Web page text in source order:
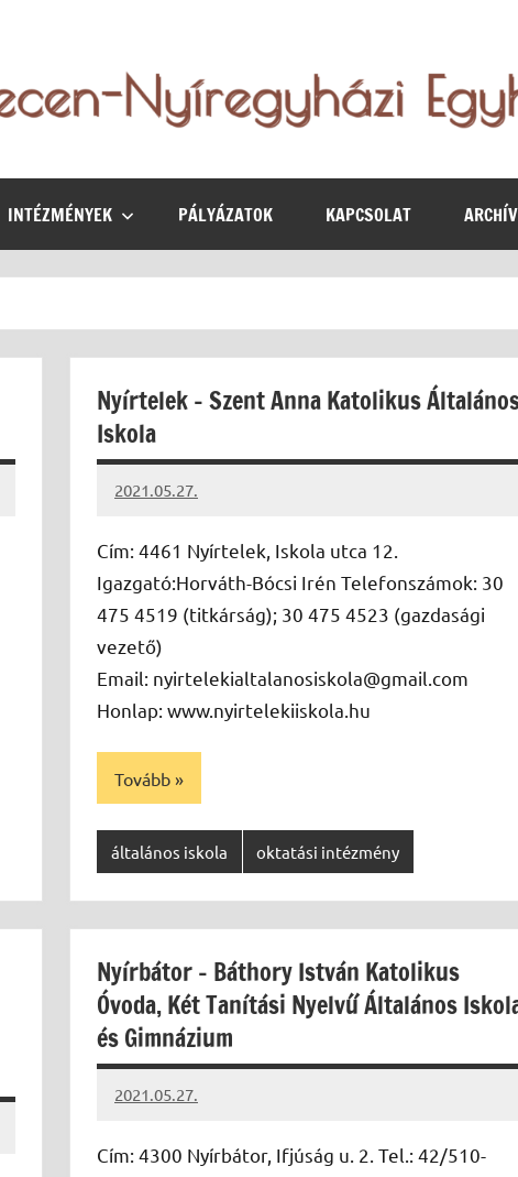
INTÉZMÉNYEK PÁLYÁZATOK KAPCSOLAT
Nyírtelek – Szent Anna Katolikus
Iskola
2021.05.27.
Papp
Cím: 4461 Nyírtelek, Iskola utca 12.
Igazgató:Horváth-Bócsi Irén Telefonszámok: 30
475 4519 (titkárság); 30 475 4523 (gazdasági
vezető)
Email: nyirtelekialtalanosiskola@gmail.com
Honlap: www.nyirtelekiiskola.hu
Tovább
általános iskola oktatási intézmény
Nyírbátor – Báthory István Katolikus
Óvoda, Két Tanítási Nyelvű Általános
és Gimnázium
2021.05.27.
Papp
Cím: 4300 Nyírbátor, Ifjúság u. 2. Tel.: 42/510-